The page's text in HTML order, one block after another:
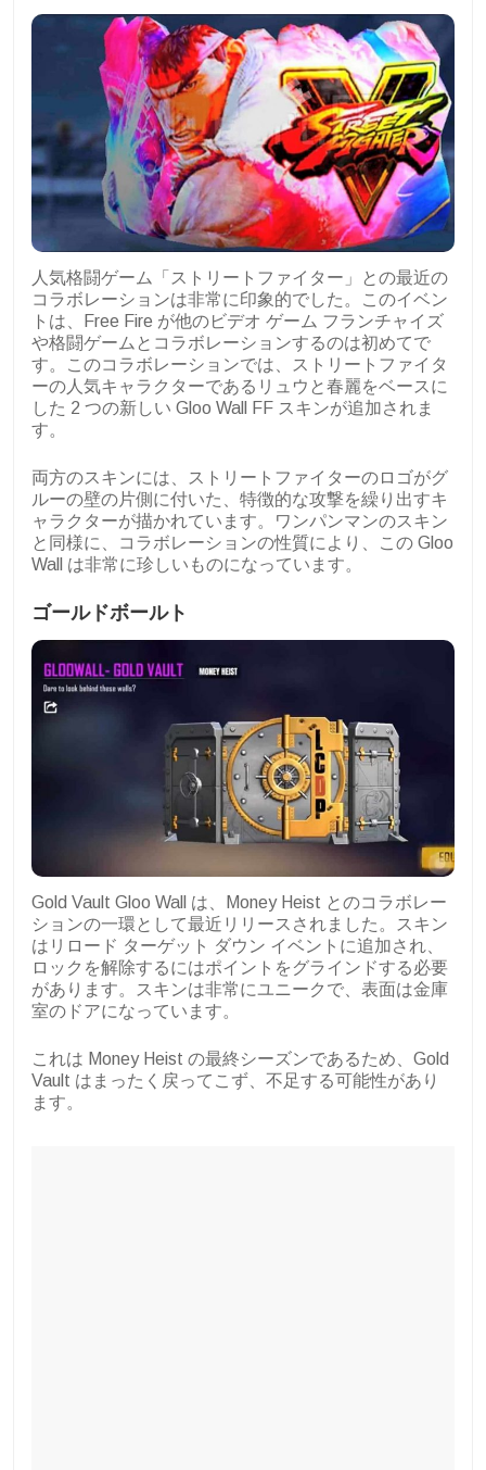
人気格闘ゲーム「ストリートファイター」との最近の
コラボレーションは非常に印象的でした。このイベン
トは、Free Fire が他のビデオ ゲーム フランチャイズ
や格闘ゲームとコラボレーションするのは初めてで
す。このコラボレーションでは、ストリートファイタ
ーの人気キャラクターであるリュウと春麗をベースに
した 2 つの新しい Gloo Wall FF スキンが追加されま
す。
両方のスキンには、ストリートファイターのロゴがグ
ルーの壁の片側に付いた、特徴的な攻撃を繰り出すキ
ャラクターが描かれています。ワンパンマンのスキン
と同様に、コラボレーションの性質により、この Gloo
Wall は非常に珍しいものになっています。
ゴールドボールト
Gold Vault Gloo Wall は、Money Heist とのコラボレー
ションの一環として最近リリースされました。スキン
はリロード ターゲット ダウン イベントに追加され、
ロックを解除するにはポイントをグラインドする必要
があります。スキンは非常にユニークで、表面は金庫
室のドアになっています。
これは Money Heist の最終シーズンであるため、Gold
Vault はまったく戻ってこず、不足する可能性があり
ます。